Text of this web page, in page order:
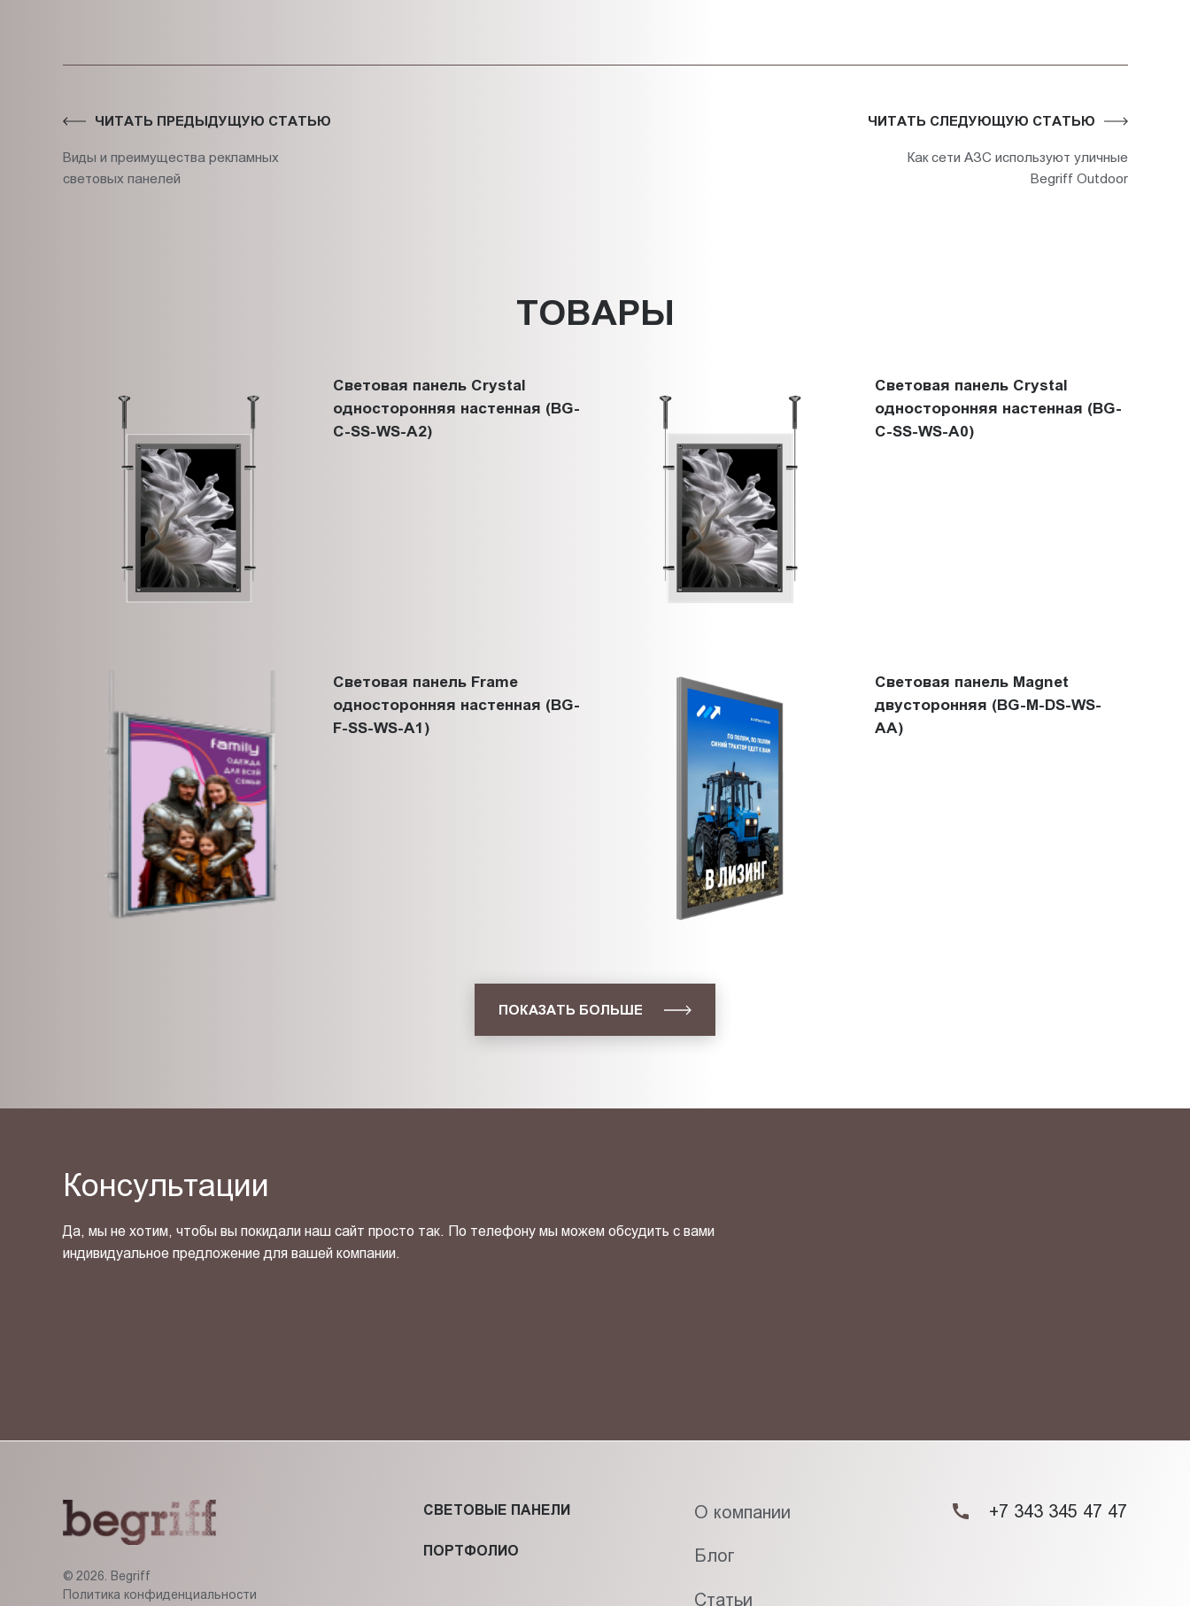
ЧИТАТЬ ПРЕДЫДУЩУЮ СТАТЬЮ
Виды и преимущества рекламных
световых панелей
ЧИТАТЬ СЛЕДУЮЩУЮ СТАТЬЮ
Как сети АЗС используют уличные
Begriff Outdoor
ТОВАРЫ
Световая панель Crystal
односторонняя настенная (BG-
C-SS-WS-A2)
Световая панель Crystal
односторонняя настенная (BG-
C-SS-WS-A0)
Световая панель Frame
односторонняя настенная (BG-
F-SS-WS-A1)
Световая панель Magnet
двусторонняя (BG-M-DS-WS-
AА)
ПОКАЗАТЬ БОЛЬШЕ
Консультации
Да, мы не хотим, чтобы вы покидали наш сайт просто так. По телефону мы можем обсудить с вами
индивидуальное предложение для вашей компании.
© 2026. Begriff
Политика конфиденциальности
СВЕТОВЫЕ ПАНЕЛИ
ПОРТФОЛИО
О компании
Блог
Статьи
+7 343 345 47 47